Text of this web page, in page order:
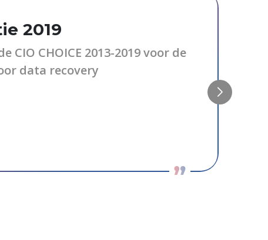
2019
CIO CHOICE 2013-2019 voor de
data recovery